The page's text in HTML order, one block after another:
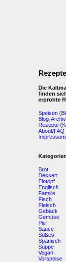
Rezepte
Die
finden
erprobte
Speisen
Blog-Archiv
Rezepte
About/FAQ
Brot
Dessert
Eintopf
Englisch
Familie
Fisch
Fleisch
Gebäck
Gemüse
Pie
Sauce
Süßes
Spanisch
Suppe
Vegan
Vorspeise